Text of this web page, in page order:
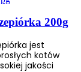
200g
jest
kotów
jakości